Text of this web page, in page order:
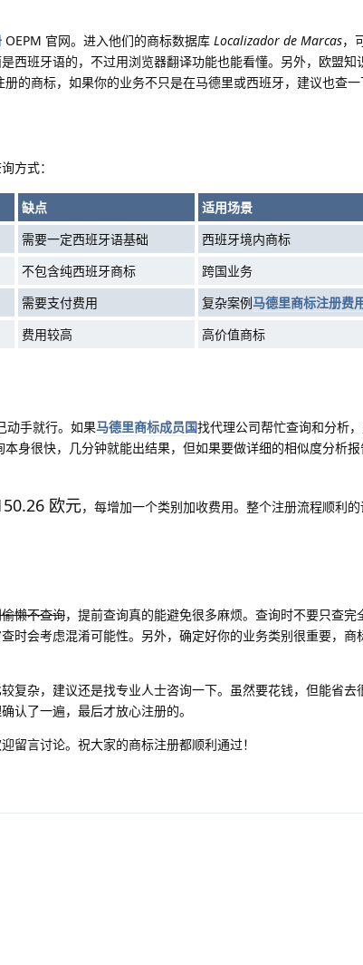
OEPM 官网。进入他们的商标数据库 Localizador de Marcas，
西班牙语的，不过用浏览器翻译功能也能看懂。另外，欧盟知
的商标，如果你的业务不只是在马德里或西班牙，建议也查一
方式：
缺点
适用场景
需要一定西班牙语基础
西班牙境内商标
不包含纯西班牙商标
跨国业务
需要支付费用 复杂案例马德里商标注册费
费用较高 高价值商标
动手就行。如果马德里商标成员国找代理公司帮忙查询和分析
身很快，几分钟就能出结果，但如果要做详细的相似度分析
欧元，每增加一个类别加收费用。整个注册流程顺利
懒不查询，提前查询真的能避免很多麻烦。查询时不要只查完
时会考虑混淆可能性。另外，确定好你的业务类别很重要，商
复杂，建议还是找专业人士咨询一下。虽然要花钱，但能省去
认了一遍，最后才放心注册的。
留言讨论。祝大家的商标注册都顺利通过！